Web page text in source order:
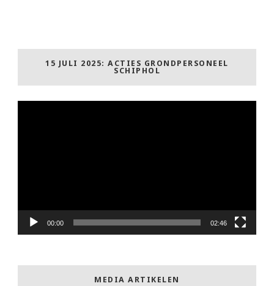
15 JULI 2025: ACTIES GRONDPERSONEEL
SCHIPHOL
00:00 02:46
MEDIA ARTIKELEN